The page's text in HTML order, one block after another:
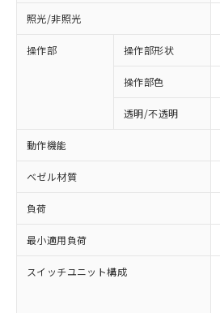
照光/非照光
操作部 操作部形状
操作部色
透明/不透明
動作機能
ベゼル材質
負荷
最小適用負荷
スイッチユニット構成